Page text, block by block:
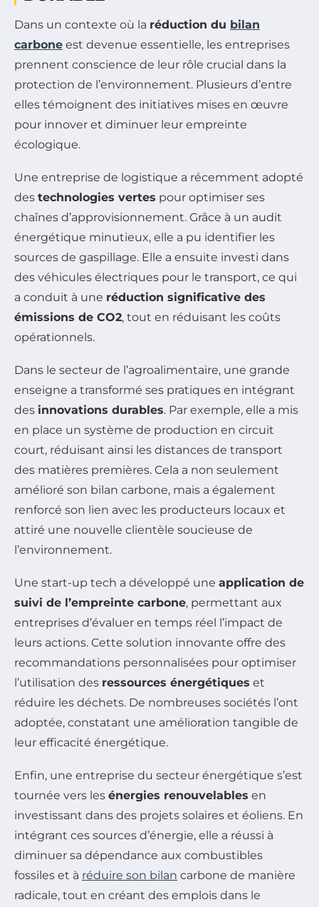
Dans un contexte où la réduction du bilan
carbone est devenue essentielle, les entreprises
prennent conscience de leur rôle crucial dans la
protection de l’environnement. Plusieurs d’entre
elles témoignent des initiatives mises en œuvre
pour innover et diminuer leur empreinte
écologique.
Une entreprise de logistique a récemment adopté
des technologies vertes pour optimiser ses
chaînes d’approvisionnement. Grâce à un audit
énergétique minutieux, elle a pu identifier les
sources de gaspillage. Elle a ensuite investi dans
des véhicules électriques pour le transport, ce qui
a conduit à une réduction significative des
émissions de CO2, tout en réduisant les coûts
opérationnels.
Dans le secteur de l’agroalimentaire, une grande
enseigne a transformé ses pratiques en intégrant
des innovations durables. Par exemple, elle a mis
en place un système de production en circuit
court, réduisant ainsi les distances de transport
des matières premières. Cela a non seulement
amélioré son bilan carbone, mais a également
renforcé son lien avec les producteurs locaux et
attiré une nouvelle clientèle soucieuse de
l’environnement.
Une start-up tech a développé une application de
suivi de l’empreinte carbone, permettant aux
entreprises d’évaluer en temps réel l’impact de
leurs actions. Cette solution innovante offre des
recommandations personnalisées pour optimiser
l’utilisation des ressources énergétiques et
réduire les déchets. De nombreuses sociétés l’ont
adoptée, constatant une amélioration tangible de
leur efficacité énergétique.
Enfin, une entreprise du secteur énergétique s’est
tournée vers les énergies renouvelables en
investissant dans des projets solaires et éoliens. En
intégrant ces sources d’énergie, elle a réussi à
diminuer sa dépendance aux combustibles
fossiles et à réduire son bilan carbone de manière
radicale, tout en créant des emplois dans le